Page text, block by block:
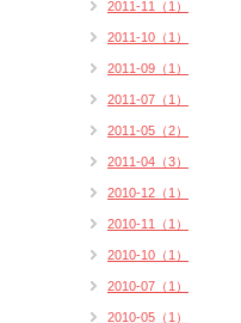
2011-11（1）
2011-10（1）
2011-09（1）
2011-07（1）
2011-05（2）
2011-04（3）
2010-12（1）
2010-11（1）
2010-10（1）
2010-07（1）
2010-05（1）